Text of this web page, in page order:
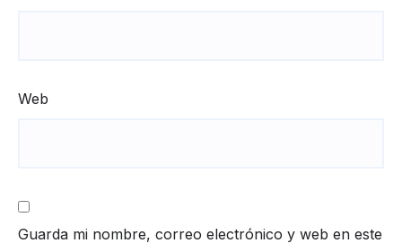
Web
Guarda mi nombre, correo electrónico y web en este